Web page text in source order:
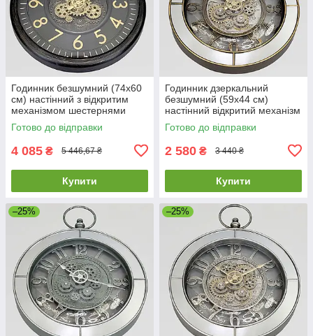
Годинник безшумний (74х60
см) настінний з відкритим
механізмом шестернями
колещатками скелетон ретро
вінтаж під старину OV-0128
Готово до відправки
4 085 ₴ 5 446,67 ₴
Купити
Годинник дзеркальний
безшумний (59х44 см)
настінний відкритий механізм
шестернями колещатками
скелетон ретро вінтаж під
Готово до відправки
2 580 ₴ 3 440 ₴
Купити
–25% –25%